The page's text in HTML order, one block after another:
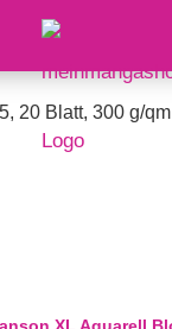
20 Blatt, 300 g/qm